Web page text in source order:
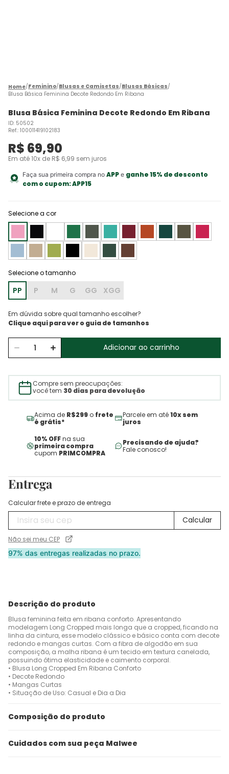
Feminino Blusas e Camisetas Blusas Básicas
Blusa Básica Feminina Decote Redondo Em Ribana
Blusa Básica Feminina Decote Redondo Em Ribana
ID: 50502
Ref.: 100011419102183
R$ 69,90
Em até10x de R$ 6,99 sem juros
Faça sua primeira compra no APPe ganhe 15% de desconto
com o cupom:APP15
Selecione a cor
PP P M G GG XGG
Em dúvida sobre qual tamanho escolher?
Adicionar ao carrinho
Compre sem preocupações:
você tem 30 dias para devolução
Acima de R$299 o frete
é grátis*
Parcele em até10x sem
juros
10% OFFna sua
primeira compra
cupom PRIMCOMPRA
Precisando de ajuda?
Fale conosco!
Entrega
Calcular frete e prazo de entrega
Não sei meu CEP
97% das entregas realizadas no prazo.
Descrição do produto
Blusa feminina feita em ribana conforto. Apresentando
modelagem Long Cropped mais longa que a cropped, ficando na
linha da cintura, esse modelo clássico e básico conta com decote
redondo e mangas curtas. Com a fibra de algodão em sua
composição, a malha ribana é um tecido em textura canelada,
possuindo ótima elasticidade e caimento corporal.
• Blusa Long Cropped Em Ribana Conforto
• Decote Redondo
• Mangas Curtas
• Situação de Uso: Casual e Dia a Dia
Composição do produto
Cuidados com sua peça Malwee